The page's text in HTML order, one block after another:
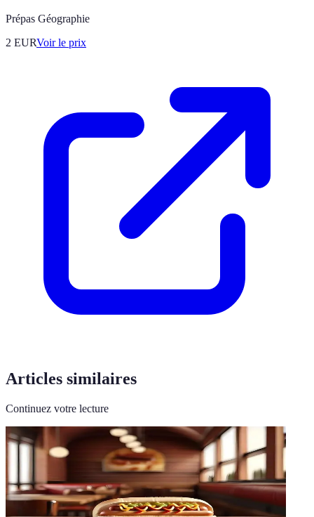
Prépas Géographie
2 EURVoir le prix
Articles similaires
Continuez votre lecture